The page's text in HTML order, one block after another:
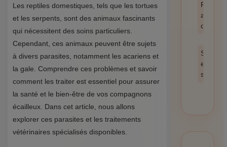
Les reptiles domestiques, tels que les tortues
et les serpents, sont des animaux fascinants
qui nécessitent des soins particuliers.
Cependant, ces animaux peuvent être sujets
à divers parasites, notamment les acariens et
la gale. Comprendre ces problèmes et savoir
comment les traiter est essentiel pour assurer
la santé et le bien-être de vos compagnons
écailleux. Dans cet article, nous allons
explorer ces parasites et les traitements
vétérinaires spécialisés disponibles.
Produit
anti
cafards
Santé
et
sécurité